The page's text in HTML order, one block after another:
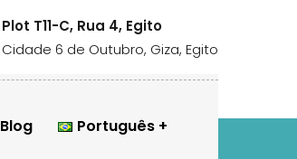
Plot T11-C, Rua 4, Egito
Cidade 6 de Outubro, Giza, Egito
Blog Português